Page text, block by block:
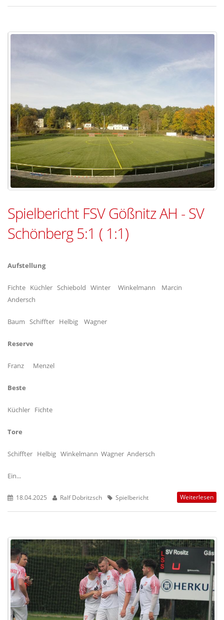
Spielbericht FSV Gößnitz AH - SV
Schönberg 5:1 ( 1:1)
Aufstellung
Fichte Küchler Schiebold Winter Winkelmann Marcin
Andersch
Baum Schiffter Helbig Wagner
Reserve
Franz Menzel
Beste
Küchler Fichte
Tore
Schiffter Helbig Winkelmann Wagner Andersch
Ein...
18.04.2025 Ralf Dobritzsch Spielbericht Weiterlesen